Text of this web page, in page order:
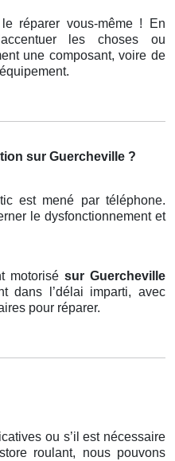
réparer vous-même ! En
les choses ou
une composant, voire de
sur Guercheville ?
est mené par téléphone.
le dysfonctionnement et
motorisésur Guercheville
dans l’délai imparti, avec
pour réparer.
ou s’il est nécessaire
roulant, nous pouvons